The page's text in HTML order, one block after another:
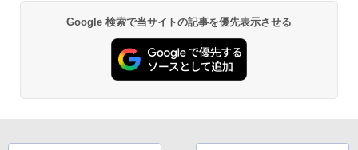
Google 検索で当サイトの記事を優先表示させる